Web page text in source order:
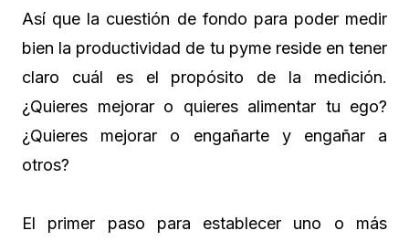
Así que la cuestión de fondo para poder medir
bien la productividad de tu pyme reside en tener
claro cuál es el propósito de la medición.
¿Quieres mejorar o quieres alimentar tu ego?
¿Quieres mejorar o engañarte y engañar a
otros?
El primer paso para establecer uno o más